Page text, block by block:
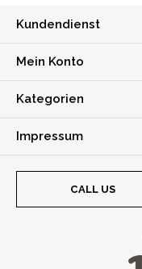
Kundendienst
Mein Konto
Kategorien
Impressum
CALL US